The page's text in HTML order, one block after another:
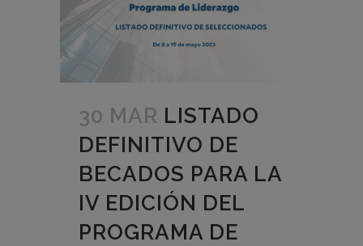
30 MAR LISTADO
DEFINITIVO DE
BECADOS PARA LA
IV EDICIÓN DEL
PROGRAMA DE